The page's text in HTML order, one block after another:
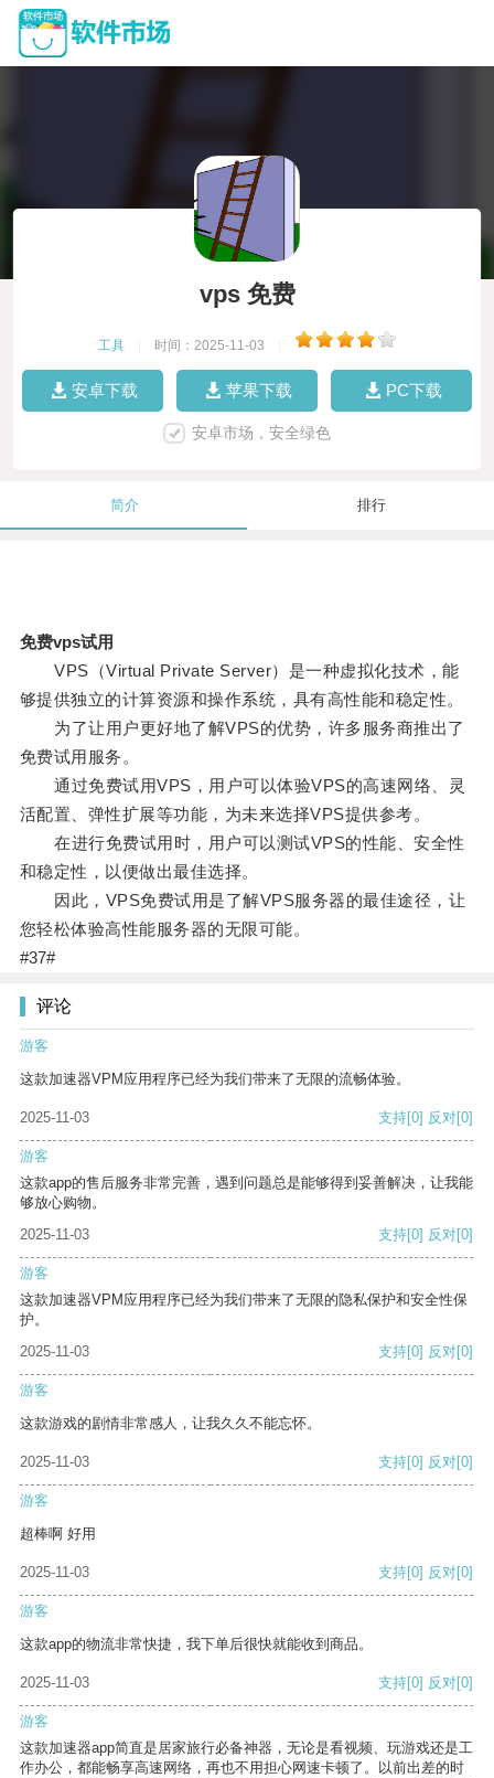
vps 免费
工具 时间：2025-11-03
安卓下载 苹果下载 PC下载
安卓市场，安全绿色
简介 排行
免费vps试用
VPS（Virtual Private Server）是一种虚拟化技术，能
够提供独立的计算资源和操作系统，具有高性能和稳定性。
为了让用户更好地了解VPS的优势，许多服务商推出了
免费试用服务。
通过免费试用VPS，用户可以体验VPS的高速网络、灵
活配置、弹性扩展等功能，为未来选择VPS提供参考。
在进行免费试用时，用户可以测试VPS的性能、安全性
和稳定性，以便做出最佳选择。
因此，VPS免费试用是了解VPS服务器的最佳途径，让
您轻松体验高性能服务器的无限可能。
#37#
评论
游客
这款加速器VPM应用程序已经为我们带来了无限的流畅体验。
2025-11-03 支持[0] 反对[0]
游客
这款app的售后服务非常完善，遇到问题总是能够得到妥善解决，让我能
够放心购物。
2025-11-03
支持[0] 反对[0]
游客
这款加速器VPM应用程序已经为我们带来了无限的隐私保护和安全性保
护。
2025-11-03
支持[0] 反对[0]
游客
这款游戏的剧情非常感人，让我久久不能忘怀。
2025-11-03 支持[0] 反对[0]
游客
超棒啊 好用
2025-11-03 支持[0] 反对[0]
游客
这款app的物流非常快捷，我下单后很快就能收到商品。
2025-11-03 支持[0] 反对[0]
游客
这款加速器app简直是居家旅行必备神器，无论是看视频、玩游戏还是工
作办公，都能畅享高速网络，再也不用担心网速卡顿了。以前出差的时